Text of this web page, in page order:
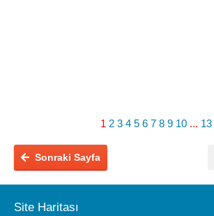
1 2 3 4 5 6 7 8 9 10 ... 13
Sonraki Sayfa
Site Haritası